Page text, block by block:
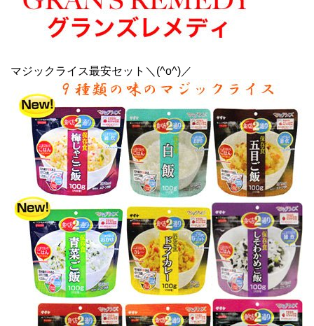
マジックライス最安セット＼(^o^)／